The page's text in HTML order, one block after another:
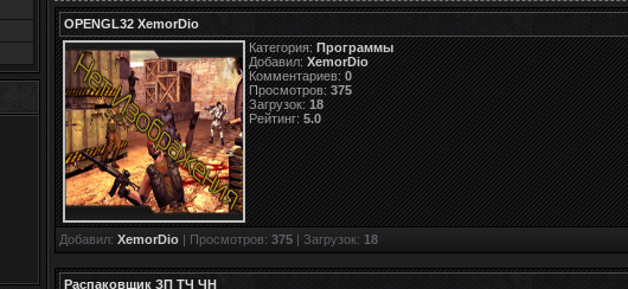
OPENGL32 XemorDio
Категория:Программы
Добавил:XemorDio
Комментариев:0
Просмотров:375
Загрузок:18
Рейтинг:5.0
Добавил: XemorDio | Просмотров: 375 | Загрузок: 18
Распаковщик ЗП ТЧ ЧН